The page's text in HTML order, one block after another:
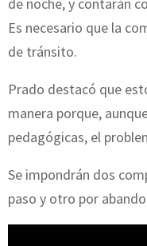
Es necesario que la
de tránsito.
Prado destacó que
manera porque,
pedagógicas, el
Se impondrán dos
paso y otro por